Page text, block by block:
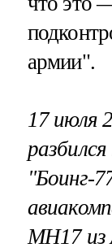
армии".
17 июля
"Боинг-
МН17 из